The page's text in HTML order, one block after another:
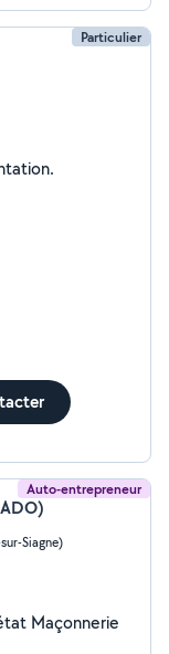
Particulier
ma présentation.
Auto-entrepreneur
Siagne)